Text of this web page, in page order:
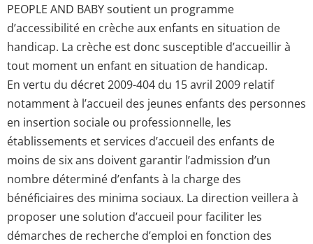
PEOPLE AND BABY soutient un programme
d’accessibilité en crèche aux enfants en situation de
handicap. La crèche est donc susceptible d’accueillir à
tout moment un enfant en situation de handicap.
En vertu du décret 2009-404 du 15 avril 2009 relatif
notamment à l’accueil des jeunes enfants des personnes
en insertion sociale ou professionnelle, les
établissements et services d’accueil des enfants de
moins de six ans doivent garantir l’admission d’un
nombre déterminé d’enfants à la charge des
bénéficiaires des minima sociaux. La direction veillera à
proposer une solution d’accueil pour faciliter les
démarches de recherche d’emploi en fonction des